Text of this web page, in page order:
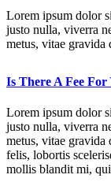
Lorem ipsum dolor
justo nulla, viverra
metus, vitae gravida
Is There A Fee
Lorem ipsum dolor
justo nulla, viverra
metus, vitae
felis, lobortis
mollis blandit mi,